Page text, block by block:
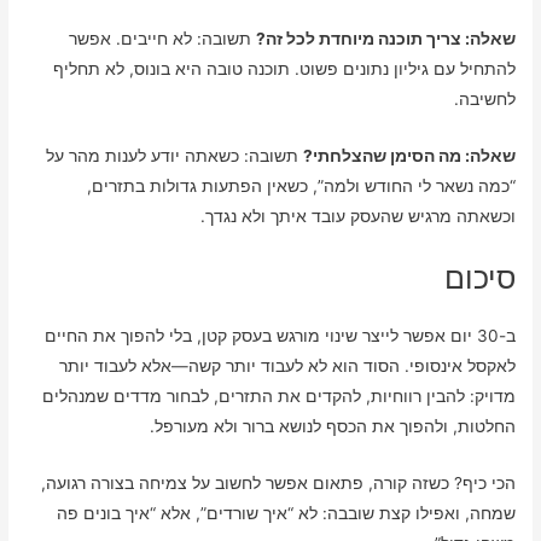
שאלה: צריך תוכנה מיוחדת לכל זה? תשובה: לא חייבים. אפשר
להתחיל עם גיליון נתונים פשוט. תוכנה טובה היא בונוס, לא תחליף
לחשיבה.
שאלה: מה הסימן שהצלחתי? תשובה: כשאתה יודע לענות מהר על
“כמה נשאר לי החודש ולמה”, כשאין הפתעות גדולות בתזרים,
וכשאתה מרגיש שהעסק עובד איתך ולא נגדך.
סיכום
ב-30 יום אפשר לייצר שינוי מורגש בעסק קטן, בלי להפוך את החיים
לאקסל אינסופי. הסוד הוא לא לעבוד יותר קשה—אלא לעבוד יותר
מדויק: להבין רווחיות, להקדים את התזרים, לבחור מדדים שמנהלים
החלטות, ולהפוך את הכסף לנושא ברור ולא מעורפל.
הכי כיף? כשזה קורה, פתאום אפשר לחשוב על צמיחה בצורה רגועה,
שמחה, ואפילו קצת שובבה: לא “איך שורדים”, אלא “איך בונים פה